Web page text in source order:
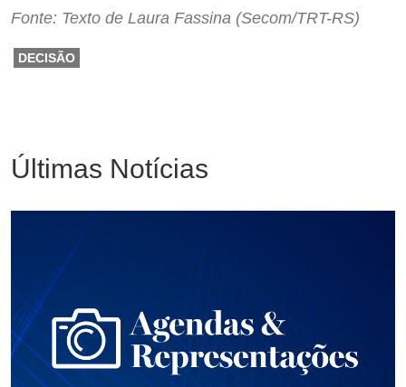
Fonte: Texto de Laura Fassina (Secom/TRT-RS)
DECISÃO
Últimas Notícias